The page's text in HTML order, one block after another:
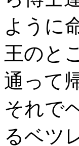
ように
王のと
通って
それで
るベツ